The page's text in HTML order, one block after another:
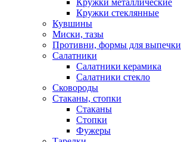
Кружки металлические
Кружки стеклянные
Кувшины
Миски, тазы
Противни, формы для выпечки
Салатники
Салатники керамика
Салатники стекло
Сковороды
Стаканы, стопки
Стаканы
Стопки
Фужеры